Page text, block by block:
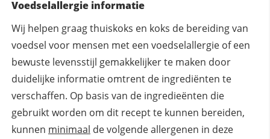
Voedselallergie informatie
Wij helpen graag thuiskoks en koks de bereiding van
voedsel voor mensen met een voedselallergie of een
bewuste levensstijl gemakkelijker te maken door
duidelijke informatie omtrent de ingrediënten te
verschaffen. Op basis van de ingredieënten die
gebruikt worden om dit recept te kunnen bereiden,
kunnen minimaal de volgende allergenen in deze